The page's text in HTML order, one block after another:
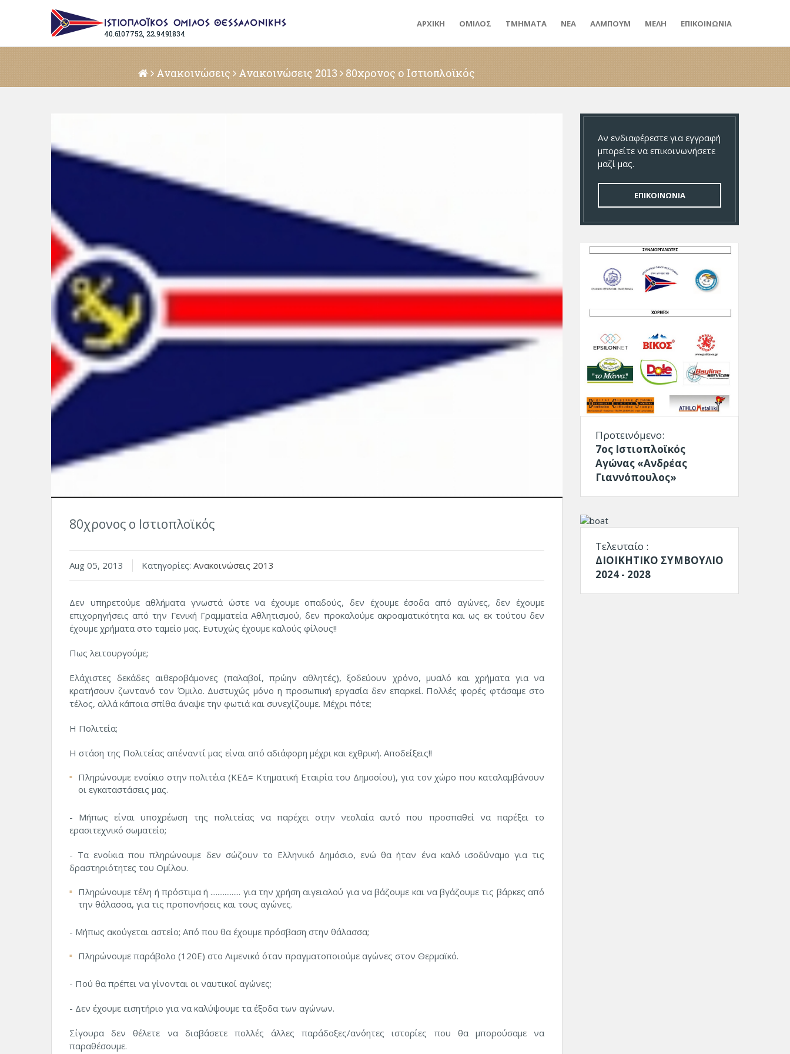
40.6107752, 22.9491834
ΑΡΧΙΚΗ ΟΜΙΛΟΣ ΤΜΗΜΑΤΑ ΝΕΑ ΑΛΜΠΟΥΜ ΜΕΛΗ ΕΠΙΚΟΙΝΩΝΙΑ
Ανακοινώσεις Ανακοινώσεις 2013 80χρονος ο Ιστιοπλοϊκός
80χρονος ο Ιστιοπλοϊκός
Aug 05, 2013 Κατηγορίες: Ανακοινώσεις 2013
Δεν υπηρετούμε αθλήματα γνωστά ώστε να έχουμε οπαδούς, δεν έχουμε έσοδα από αγώνες, δεν έχουμε
επιχορηγήσεις από την Γενική Γραμματεία Αθλητισμού, δεν προκαλούμε ακροαματικότητα και ως εκ τούτου δεν
έχουμε χρήματα στο ταμείο μας. Ευτυχώς έχουμε καλούς φίλους!!
Πως λειτουργούμε;
Ελάχιστες δεκάδες αιθεροβάμονες (παλαβοί, πρώην αθλητές), ξοδεύουν χρόνο, μυαλό και χρήματα για να
κρατήσουν ζωντανό τον Όμιλο. Δυστυχώς μόνο η προσωπική εργασία δεν επαρκεί. Πολλές φορές φτάσαμε στο
τέλος, αλλά κάποια σπίθα άναψε την φωτιά και συνεχίζουμε. Μέχρι πότε;
Η Πολιτεία;
Η στάση της Πολιτείας απέναντί μας είναι από αδιάφορη μέχρι και εχθρική. Αποδείξεις!!
Πληρώνουμε ενοίκιο στην πολιτέια (ΚΕΔ= Κτηματική Εταιρία του Δημοσίου), για τον χώρο που καταλαμβάνουν
οι εγκαταστάσεις μας.
- Μήπως είναι υποχρέωση της πολιτείας να παρέχει στην νεολαία αυτό που προσπαθεί να παρέξει το
ερασιτεχνικό σωματείο;
- Τα ενοίκια που πληρώνουμε δεν σώζουν το Ελληνικό Δημόσιο, ενώ θα ήταν ένα καλό ισοδύναμο για τις
δραστηριότητες του Ομίλου.
Πληρώνουμε τέλη ή πρόστιμα ή ................. για την χρήση αιγειαλού για να βάζουμε και να βγάζουμε τις βάρκες από
την θάλασσα, για τις προπονήσεις και τους αγώνες.
- Μήπως ακούγεται αστείο; Από που θα έχουμε πρόσβαση στην θάλασσα;
Πληρώνουμε παράβολο (120Ε) στο Λιμενικό όταν πραγματοποιούμε αγώνες στον Θερμαϊκό.
- Πού θα πρέπει να γίνονται οι ναυτικοί αγώνες;
- Δεν έχουμε εισητήριο για να καλύψουμε τα έξοδα των αγώνων.
Σίγουρα δεν θέλετε να διαβάσετε πολλές άλλες παράδοξες/ανόητες ιστορίες που θα μπορούσαμε να
παραθέσουμε.
Αν ενδιαφέρεστε για εγγραφή
μπορείτε να επικοινωνήσετε
μαζί μας.
ΕΠΙΚΟΙΝΩΝΙΑ
Προτεινόμενο:
7ος Ιστιοπλοϊκός
Αγώνας «Ανδρέας
Γιαννόπουλος»
Τελευταίο :
ΔΙΟΙΚΗΤΙΚΟ ΣΥΜΒΟΥΛΙΟ
2024 - 2028